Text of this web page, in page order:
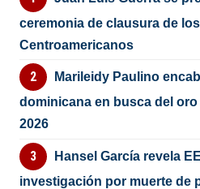
ceremonia de clausura de
Centroamericanos
Marileidy Paulino
dominicana en busca del
2026
Hansel García revela
investigación por muerte de